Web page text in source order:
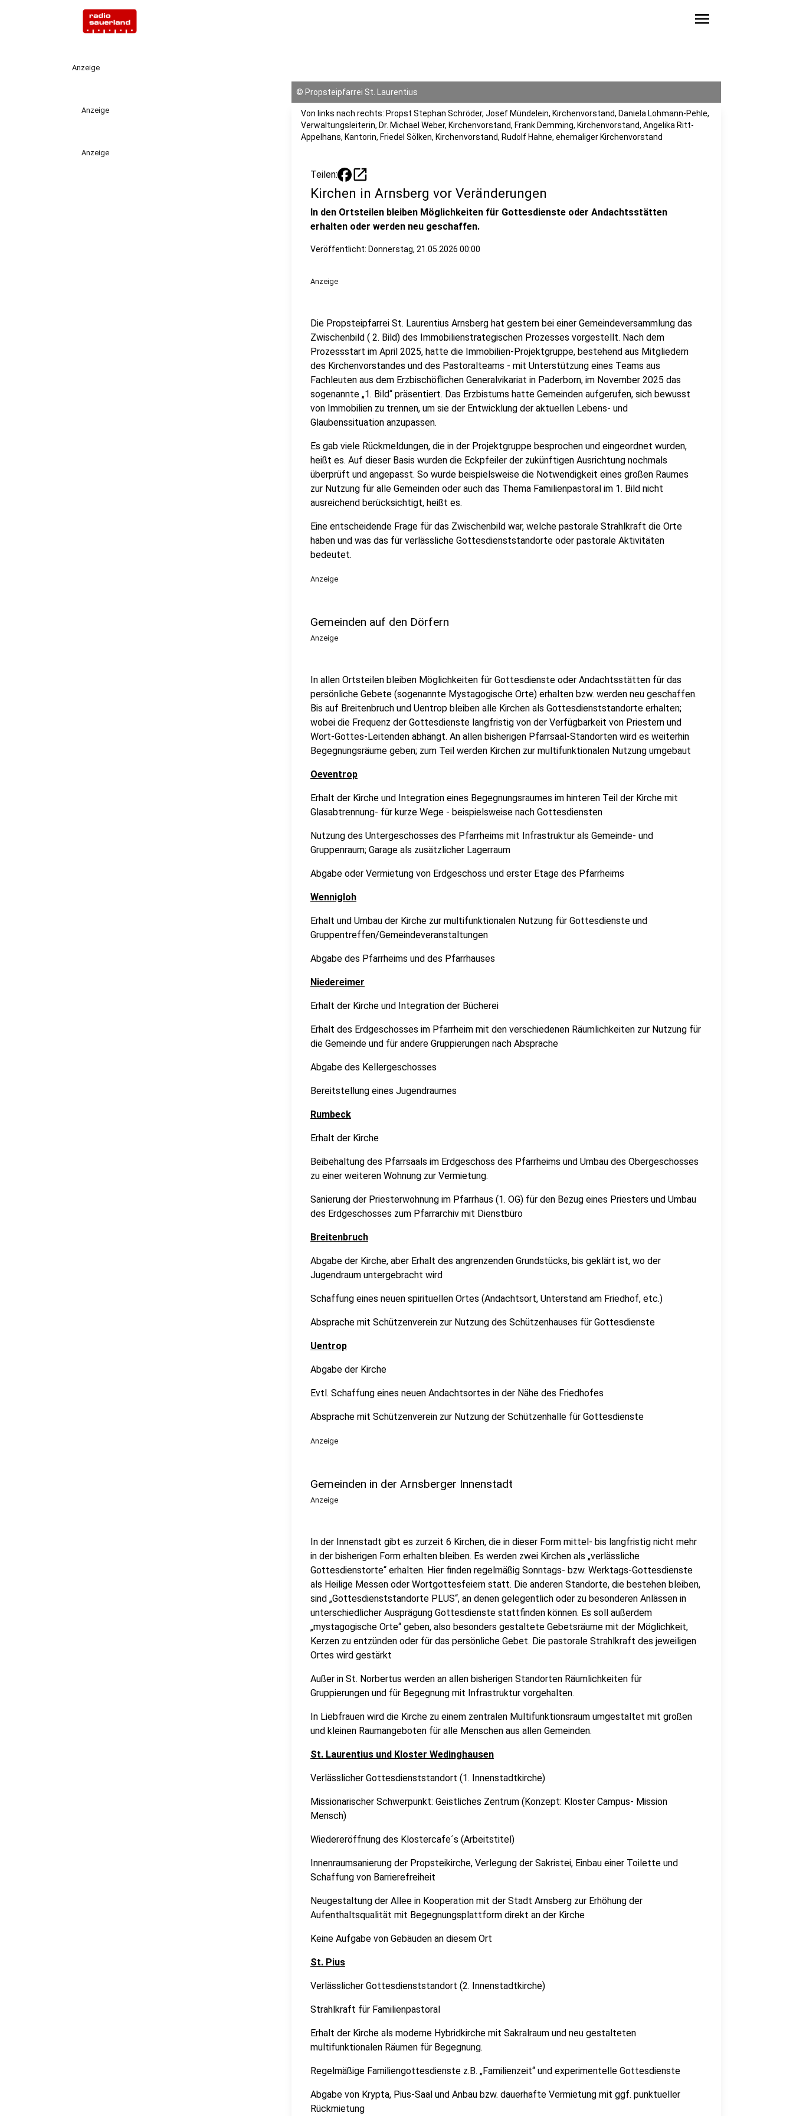
menu
Anzeige
Anzeige
Anzeige
© Propsteipfarrei St. Laurentius
Von links nach rechts: Propst Stephan Schröder, Josef Mündelein, Kirchenvorstand, Daniela Lohmann-Pehle,
Verwaltungsleiterin, Dr. Michael Weber, Kirchenvorstand, Frank Demming, Kirchenvorstand, Angelika Ritt-
Appelhans, Kantorin, Friedel Sölken, Kirchenvorstand, Rudolf Hahne, ehemaliger Kirchenvorstand
Teilen: open_in_new
Kirchen in Arnsberg vor Veränderungen
In den Ortsteilen bleiben Möglichkeiten für Gottesdienste oder Andachtsstätten
erhalten oder werden neu geschaffen.
Veröffentlicht: Donnerstag, 21.05.2026 00:00
Anzeige
Die Propsteipfarrei St. Laurentius Arnsberg hat gestern bei einer Gemeindeversammlung das
Zwischenbild ( 2. Bild) des Immobilienstrategischen Prozesses vorgestellt. Nach dem
Prozessstart im April 2025, hatte die Immobilien-Projektgruppe, bestehend aus Mitgliedern
des Kirchenvorstandes und des Pastoralteams - mit Unterstützung eines Teams aus
Fachleuten aus dem Erzbischöflichen Generalvikariat in Paderborn, im November 2025 das
sogenannte „1. Bild“ präsentiert. Das Erzbistums hatte Gemeinden aufgerufen, sich bewusst
von Immobilien zu trennen, um sie der Entwicklung der aktuellen Lebens- und
Glaubenssituation anzupassen.
Es gab viele Rückmeldungen, die in der Projektgruppe besprochen und eingeordnet wurden,
heißt es. Auf dieser Basis wurden die Eckpfeiler der zukünftigen Ausrichtung nochmals
überprüft und angepasst. So wurde beispielsweise die Notwendigkeit eines großen Raumes
zur Nutzung für alle Gemeinden oder auch das Thema Familienpastoral im 1. Bild nicht
ausreichend berücksichtigt, heißt es.
Eine entscheidende Frage für das Zwischenbild war, welche pastorale Strahlkraft die Orte
haben und was das für verlässliche Gottesdienststandorte oder pastorale Aktivitäten
bedeutet.
Anzeige
Gemeinden auf den Dörfern
Anzeige
In allen Ortsteilen bleiben Möglichkeiten für Gottesdienste oder Andachtsstätten für das
persönliche Gebete (sogenannte Mystagogische Orte) erhalten bzw. werden neu geschaffen.
Bis auf Breitenbruch und Uentrop bleiben alle Kirchen als Gottesdienststandorte erhalten;
wobei die Frequenz der Gottesdienste langfristig von der Verfügbarkeit von Priestern und
Wort-Gottes-Leitenden abhängt. An allen bisherigen Pfarrsaal-Standorten wird es weiterhin
Begegnungsräume geben; zum Teil werden Kirchen zur multifunktionalen Nutzung umgebaut
Oeventrop
Erhalt der Kirche und Integration eines Begegnungsraumes im hinteren Teil der Kirche mit
Glasabtrennung- für kurze Wege - beispielsweise nach Gottesdiensten
Nutzung des Untergeschosses des Pfarrheims mit Infrastruktur als Gemeinde- und
Gruppenraum; Garage als zusätzlicher Lagerraum
Abgabe oder Vermietung von Erdgeschoss und erster Etage des Pfarrheims
Wennigloh
Erhalt und Umbau der Kirche zur multifunktionalen Nutzung für Gottesdienste und
Gruppentreffen/Gemeindeveranstaltungen
Abgabe des Pfarrheims und des Pfarrhauses
Niedereimer
Erhalt der Kirche und Integration der Bücherei
Erhalt des Erdgeschosses im Pfarrheim mit den verschiedenen Räumlichkeiten zur Nutzung für
die Gemeinde und für andere Gruppierungen nach Absprache
Abgabe des Kellergeschosses
Bereitstellung eines Jugendraumes
Rumbeck
Erhalt der Kirche
Beibehaltung des Pfarrsaals im Erdgeschoss des Pfarrheims und Umbau des Obergeschosses
zu einer weiteren Wohnung zur Vermietung.
Sanierung der Priesterwohnung im Pfarrhaus (1. OG) für den Bezug eines Priesters und Umbau
des Erdgeschosses zum Pfarrarchiv mit Dienstbüro
Breitenbruch
Abgabe der Kirche, aber Erhalt des angrenzenden Grundstücks, bis geklärt ist, wo der
Jugendraum untergebracht wird
Schaffung eines neuen spirituellen Ortes (Andachtsort, Unterstand am Friedhof, etc.)
Absprache mit Schützenverein zur Nutzung des Schützenhauses für Gottesdienste
Uentrop
Abgabe der Kirche
Evtl. Schaffung eines neuen Andachtsortes in der Nähe des Friedhofes
Absprache mit Schützenverein zur Nutzung der Schützenhalle für Gottesdienste
Anzeige
Gemeinden in der Arnsberger Innenstadt
Anzeige
In der Innenstadt gibt es zurzeit 6 Kirchen, die in dieser Form mittel- bis langfristig nicht mehr
in der bisherigen Form erhalten bleiben. Es werden zwei Kirchen als „verlässliche
Gottesdienstorte“ erhalten. Hier finden regelmäßig Sonntags- bzw. Werktags-Gottesdienste
als Heilige Messen oder Wortgottesfeiern statt. Die anderen Standorte, die bestehen bleiben,
sind „Gottesdienststandorte PLUS“, an denen gelegentlich oder zu besonderen Anlässen in
unterschiedlicher Ausprägung Gottesdienste stattfinden können. Es soll außerdem
„mystagogische Orte“ geben, also besonders gestaltete Gebetsräume mit der Möglichkeit,
Kerzen zu entzünden oder für das persönliche Gebet. Die pastorale Strahlkraft des jeweiligen
Ortes wird gestärkt
Außer in St. Norbertus werden an allen bisherigen Standorten Räumlichkeiten für
Gruppierungen und für Begegnung mit Infrastruktur vorgehalten.
In Liebfrauen wird die Kirche zu einem zentralen Multifunktionsraum umgestaltet mit großen
und kleinen Raumangeboten für alle Menschen aus allen Gemeinden.
St. Laurentius und Kloster Wedinghausen
Verlässlicher Gottesdienststandort (1. Innenstadtkirche)
Missionarischer Schwerpunkt: Geistliches Zentrum (Konzept: Kloster Campus- Mission
Mensch)
Wiedereröffnung des Klostercafe´s (Arbeitstitel)
Innenraumsanierung der Propsteikirche, Verlegung der Sakristei, Einbau einer Toilette und
Schaffung von Barrierefreiheit
Neugestaltung der Allee in Kooperation mit der Stadt Arnsberg zur Erhöhung der
Aufenthaltsqualität mit Begegnungsplattform direkt an der Kirche
Keine Aufgabe von Gebäuden an diesem Ort
St. Pius
Verlässlicher Gottesdienststandort (2. Innenstadtkirche)
Strahlkraft für Familienpastoral
Erhalt der Kirche als moderne Hybridkirche mit Sakralraum und neu gestalteten
multifunktionalen Räumen für Begegnung.
Regelmäßige Familiengottesdienste z.B. „Familienzeit“ und experimentelle Gottesdienste
Abgabe von Krypta, Pius-Saal und Anbau bzw. dauerhafte Vermietung mit ggf. punktueller
Rückmietung